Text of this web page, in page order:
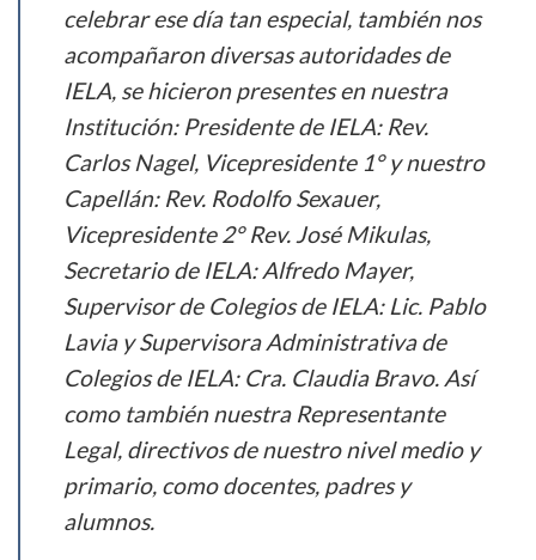
celebrar ese día tan especial, también nos
acompañaron diversas autoridades de
IELA, se hicieron presentes en nuestra
Institución: Presidente de IELA: Rev.
Carlos Nagel, Vicepresidente 1° y nuestro
Capellán: Rev. Rodolfo Sexauer,
Vicepresidente 2° Rev. José Mikulas,
Secretario de IELA: Alfredo Mayer,
Supervisor de Colegios de IELA: Lic. Pablo
Lavia y Supervisora Administrativa de
Colegios de IELA: Cra. Claudia Bravo. Así
como también nuestra Representante
Legal, directivos de nuestro nivel medio y
primario, como docentes, padres y
alumnos.